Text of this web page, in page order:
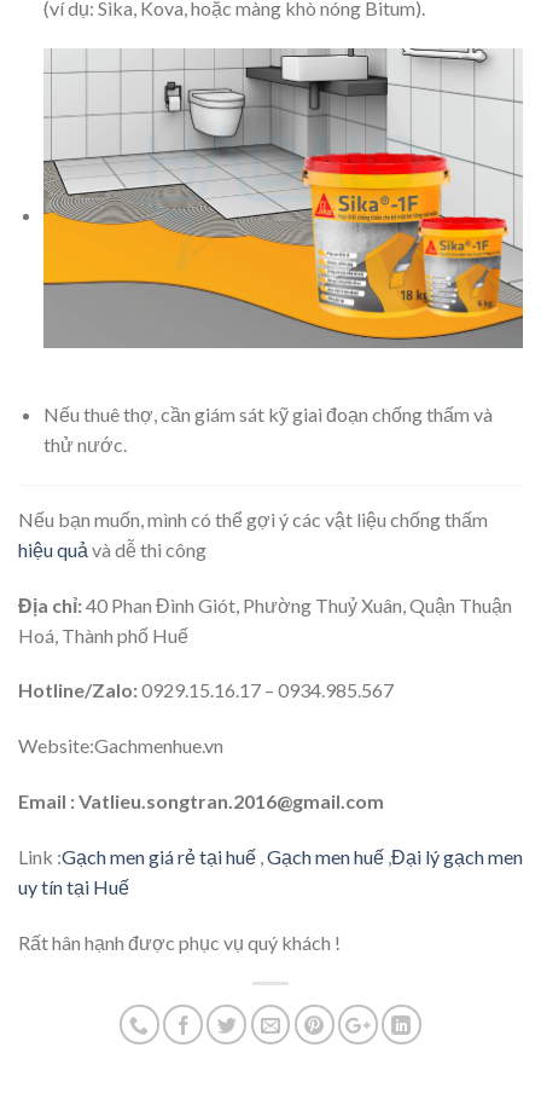
(ví dụ: Sika, Kova, hoặc màng khò nóng Bitum).
Nếu thuê thợ, cần giám sát kỹ giai đoạn chống thấm và
thử nước.
Nếu bạn muốn, mình có thể gợi ý các vật liệu chống thấm
hiệu quả và dễ thi công
Địa chỉ:40 Phan Đình Giót, Phường Thuỷ Xuân, Quận Thuận
Hoá, Thành phố Huế
Hotline/Zalo:0929.15.16.17 – 0934.985.567
Website:Gachmenhue.vn
Email : Vatlieu.songtran.2016@gmail.com
Link :Gạch men giá rẻ tại huế Gạch men huế Đại lý gạch men
uy tín tại Huế
Rất hân hạnh được phục vụ quý khách !